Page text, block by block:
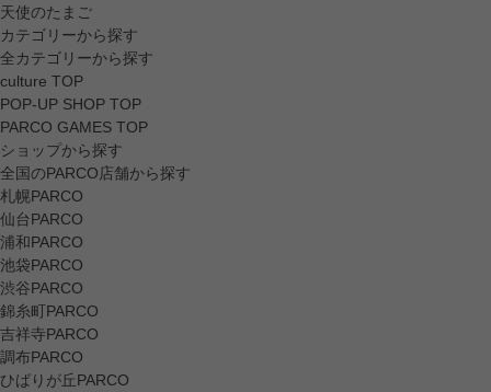
天使のたまご
カテゴリーから探す
全カテゴリーから探す
culture TOP
POP-UP SHOP TOP
PARCO GAMES TOP
ショップから探す
全国のPARCO店舗から探す
札幌PARCO
仙台PARCO
浦和PARCO
池袋PARCO
渋谷PARCO
錦糸町PARCO
吉祥寺PARCO
調布PARCO
ひばりが丘PARCO